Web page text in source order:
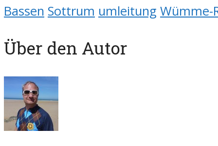
Bassen Sottrum umleitung Wümme-
Über den Autor